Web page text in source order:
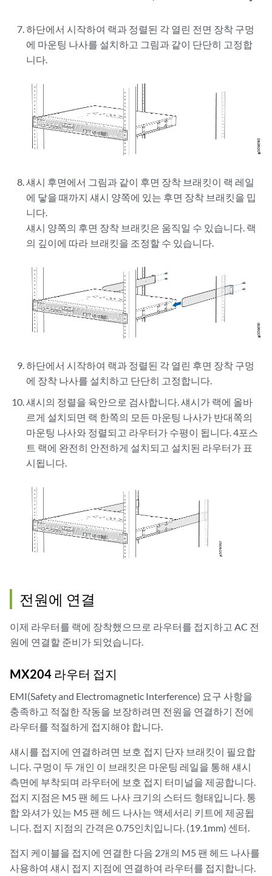
하단에서 시작하여 랙과 정렬된 각 열린 전면 장착 구멍
에 마운팅 나사를 설치하고 그림과 같이 단단히 고정합
니다.
섀시 후면에서 그림과 같이 후면 장착 브래킷이 랙 레일
에 닿을 때까지 섀시 양쪽에 있는 후면 장착 브래킷을 밉
니다.
섀시 양쪽의 후면 장착 브래킷은 움직일 수 있습니다. 랙
의 깊이에 따라 브래킷을 조정할 수 있습니다.
하단에서 시작하여 랙과 정렬된 각 열린 후면 장착 구멍
에 장착 나사를 설치하고 단단히 고정합니다.
섀시의 정렬을 육안으로 검사합니다. 섀시가 랙에 올바
르게 설치되면 랙 한쪽의 모든 마운팅 나사가 반대쪽의
마운팅 나사와 정렬되고 라우터가 수평이 됩니다. 4포스
트 랙에 완전히 안전하게 설치되고 설치된 라우터가 표
시됩니다.
전원에 연결
이제 라우터를 랙에 장착했으므로 라우터를 접지하고 AC 전
원에 연결할 준비가 되었습니다.
MX204 라우터 접지
EMI(Safety and Electromagnetic Interference) 요구 사항을
충족하고 적절한 작동을 보장하려면 전원을 연결하기 전에
라우터를 적절하게 접지해야 합니다.
섀시를 접지에 연결하려면 보호 접지 단자 브래킷이 필요합
니다. 구멍이 두 개인 이 브래킷은 마운팅 레일을 통해 섀시
측면에 부착되며 라우터에 보호 접지 터미널을 제공합니다.
접지 지점은 M5 팬 헤드 나사 크기의 스터드 형태입니다. 통
합 와셔가 있는 M5 팬 헤드 나사는 액세서리 키트에 제공됩
니다. 접지 지점의 간격은 0.75인치입니다. (19.1mm) 센터.
접지 케이블을 접지에 연결한 다음 2개의 M5 팬 헤드 나사를
사용하여 섀시 접지 지점에 연결하여 라우터를 접지합니다.